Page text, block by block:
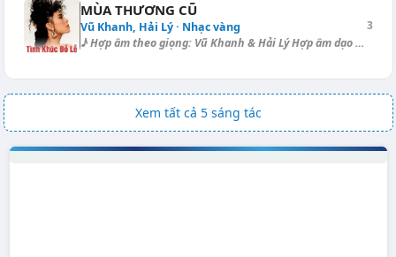
MÙA THƯƠNG CŨ
Vũ Khanh, Hải Lý · Nhạc vàng
♪ Hợp âm theo giọng: Vũ Khanh & Hải Lý Hợp âm dạo (Bolero): [E]-[A]...
3
Xem tất cả 5 sáng tác